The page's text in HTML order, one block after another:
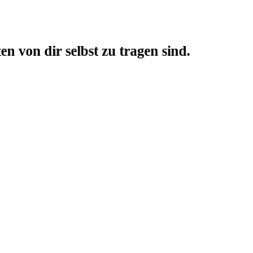
von dir selbst zu tragen sind.